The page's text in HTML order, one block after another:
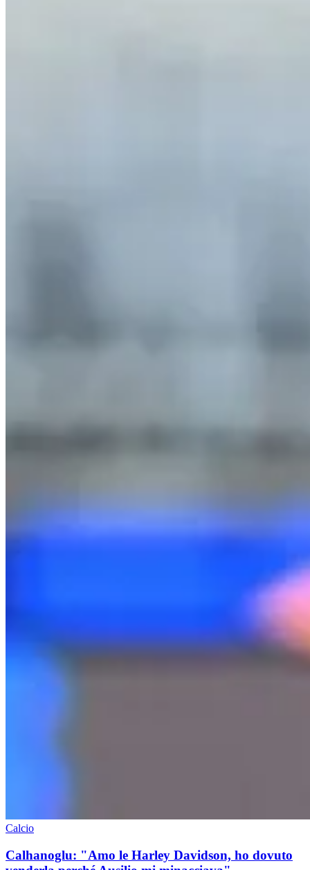
Calcio
Calhanoglu: "Amo le Harley Davidson, ho dovuto